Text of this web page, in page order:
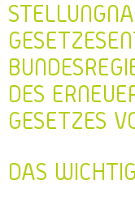
DES
GESETZES
DAS